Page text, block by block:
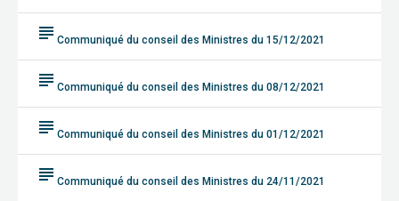
subject Communiqué du conseil des Ministres du 15/12/2021
subject Communiqué du conseil des Ministres du 08/12/2021
subject Communiqué du conseil des Ministres du 01/12/2021
subject Communiqué du conseil des Ministres du 24/11/2021